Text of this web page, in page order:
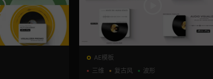
AE模板
三维
复古风 波形